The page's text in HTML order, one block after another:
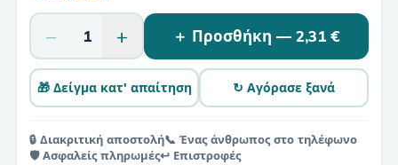
− 1 + ＋ Προσθήκη — 2,31 €
🎁 Δείγμα κατ' απαίτηση ↻ Αγόρασε ξανά
🔒 Διακριτική αποστολή📞 Ένας άνθρωπος στο τηλέφωνο
🛡️ Ασφαλείς πληρωμές↩️ Επιστροφές